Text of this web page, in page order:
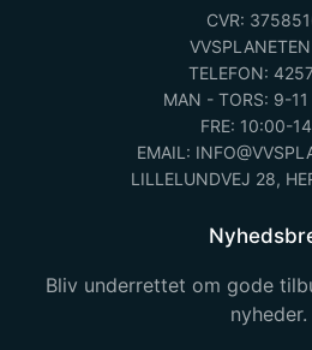
CVR:
TELEFON:
MAN - TORS: 9-
FRE: 10:00-
EMAIL:
LILLELUNDVEJ 28,
Bliv underrettet om gode
nyheder.